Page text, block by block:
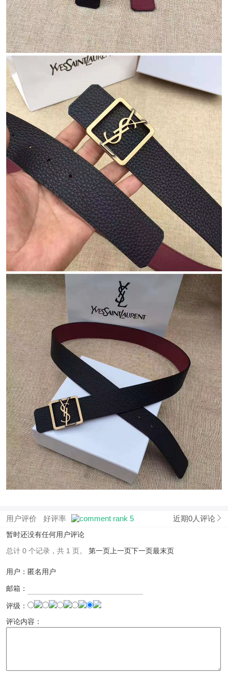
用户评价 好评率 近期0人评论
暂时还没有任何用户评论
总计 0 个记录，共 1 页。 第一页 上一页下一页最末页
用户：匿名用户
邮箱：
评级：
评论内容：